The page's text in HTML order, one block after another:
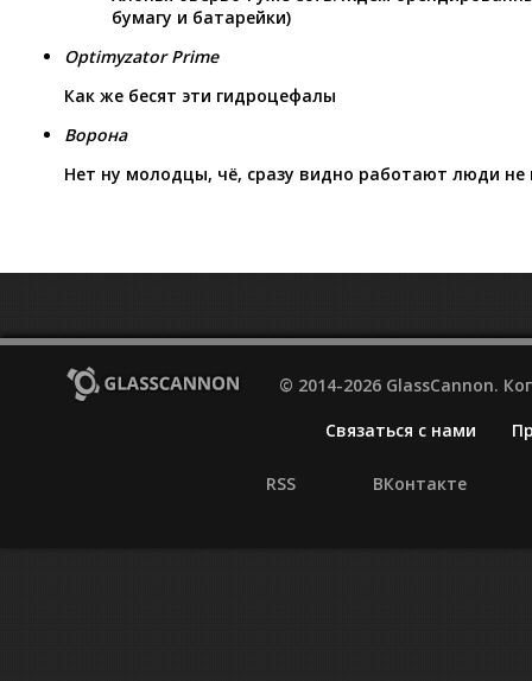
бумагу и батарейки)
Optimyzator Prime
Как же бесят эти гидроцефалы
Ворона
Нет ну молодцы, чё, сразу видно работают люди не
© 2014-2026 GlassCannon.
Связаться с нами
RSS ВКонтакте